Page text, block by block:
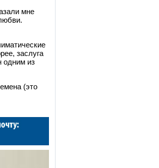
мне
заслуга
одним из
(это